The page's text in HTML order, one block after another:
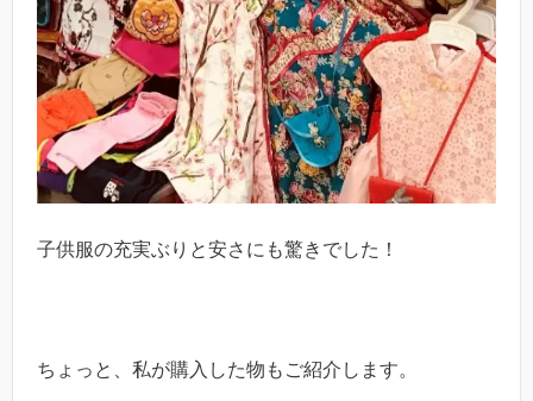
子供服の充実ぶりと安さにも驚きでした！
ちょっと、私が購入した物もご紹介します。